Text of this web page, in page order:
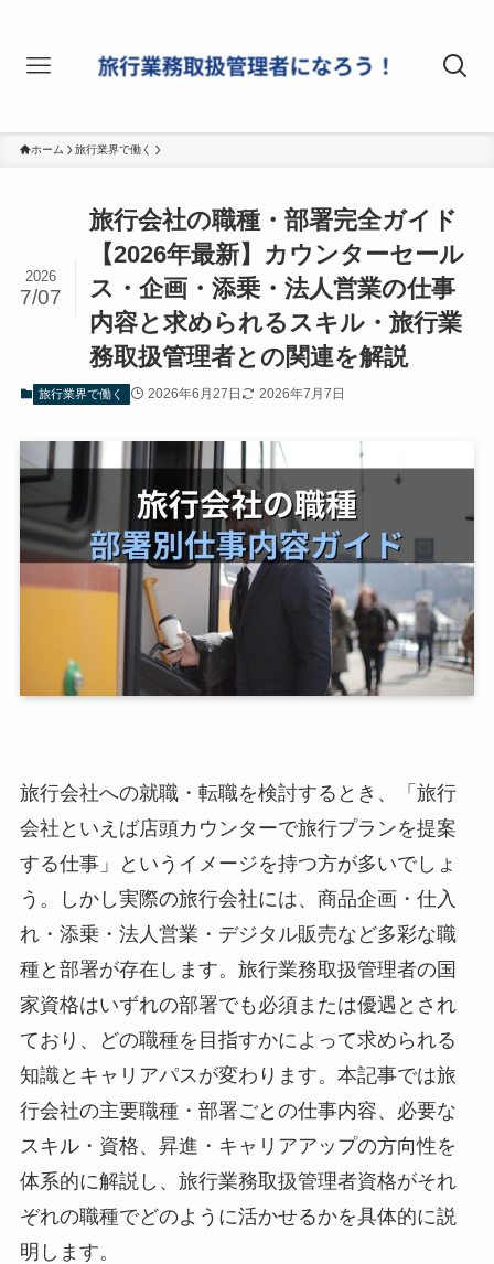
ホーム 旅行業界で働く
旅行会社の職種・部署完全ガイド
【2026年最新】カウンターセール
ス・企画・添乗・法人営業の仕事
内容と求められるスキル・旅行業
務取扱管理者との関連を解説
2026
7/07
旅行業界で働く 2026年6月27日 2026年7月7日
旅行会社への就職・転職を検討するとき、「旅行
会社といえば店頭カウンターで旅行プランを提案
する仕事」というイメージを持つ方が多いでしょ
う。しかし実際の旅行会社には、商品企画・仕入
れ・添乗・法人営業・デジタル販売など多彩な職
種と部署が存在します。旅行業務取扱管理者の国
家資格はいずれの部署でも必須または優遇とされ
ており、どの職種を目指すかによって求められる
知識とキャリアパスが変わります。本記事では旅
行会社の主要職種・部署ごとの仕事内容、必要な
スキル・資格、昇進・キャリアアップの方向性を
体系的に解説し、旅行業務取扱管理者資格がそれ
ぞれの職種でどのように活かせるかを具体的に説
明します。